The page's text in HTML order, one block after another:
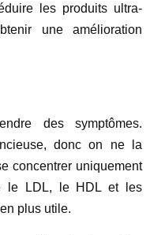
les produits ultra-
une amélioration
des symptômes.
donc on ne la
concentrer uniquement
le LDL, le HDL et les
plus utile.